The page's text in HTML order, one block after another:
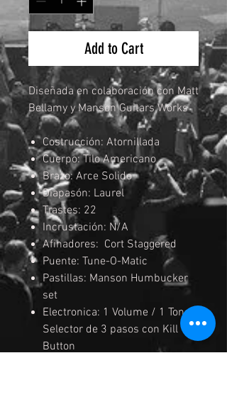
Add to Cart
Diseñada en colaboración con Matt
Bellamy y Manson Guitars Works
Costrucción: Atornillada
Cuerpo: Tilo Americano
Brazo: Arce Solido
Diapasón: Laurel
Trastes: 22
Incrustación: N/A
Afinadores: Cort Staggered
Puente: Tune-O-Matic
Pastillas: Manson Humbucker
set
Electronica: 1 Volume / 1 Tono /
Selector de 3 pasos con Kill
Button